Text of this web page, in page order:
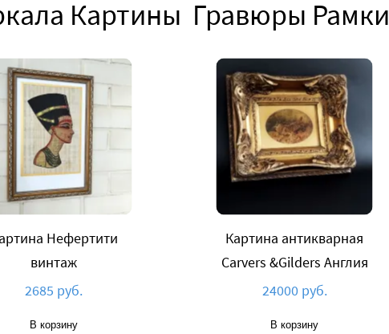
Картины Гравюры Рамки
Нефертити
винтаж
2685 руб.
В корзину
Картина антикварная
Carvers &Gilders Aнглия
24000 руб.
В корзину